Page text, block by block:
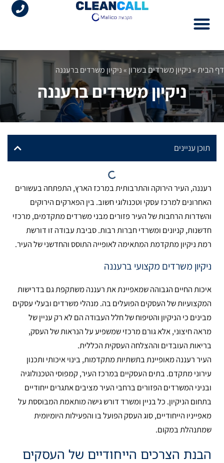
דף הבית»ניקיון משרדים בשרון »ניקיון משרדים ברעננה
ניקיון משרדים ברעננה
תוכן עניינים
רעננה, העיר הירוקה והתרבותית במרכז הארץ, התפתחה בעשורים
האחרונים למרכז עסקי וטכנולוגי חשוב. בין הפארקים הירוקים
והשדרות הרחבות של העיר פזורים מבני משרדים מתקדמים, מרכזי
חדשנות, קניונים ומשרדי חברות רבות. סביבת עבודה זו דורשת
רמת ניקיון מתקדמת המתאימה לאופייה התוסס והחדשני של העיר.
ניקיון משרדים מקצועי ברעננה
איכות החיים הגבוהה שמאפיינת את רעננה משתקפת גם בדרישות
המקצועיות של העסקים הפועלים בה. מנהלי משרדים ובעלי עסקים
מבינים כי הניקיון והטיפוח של חלל העבודה הם לא רק עניין של
מראה חיצוני, אלא גורם מרכזי שמשפיע על הנראות של העסק,
בריאות העובדים וההצלחה העסקית הכללית.
העיר רעננה מאופיינת בתשתיות מתקדמות, בינוי איכותי ותכנון
עירוני מתקדם. בתים העסקיים במרכז העיר, קמפוסי הטכנולוגיה
ובניני המשרדים הפזורים ברחבי העיר מציבים אתגרים ייחודיים
בתחום הניקיון. כל בניין ומשרד דורש גישה מותאמת המבוססת על
מאפייניו הייחודיים, סוג העסק הפועל בו והפעילות היומיומית
שמתנהלת במקום.
הבנת הצרכים הייחודיים של העסקים